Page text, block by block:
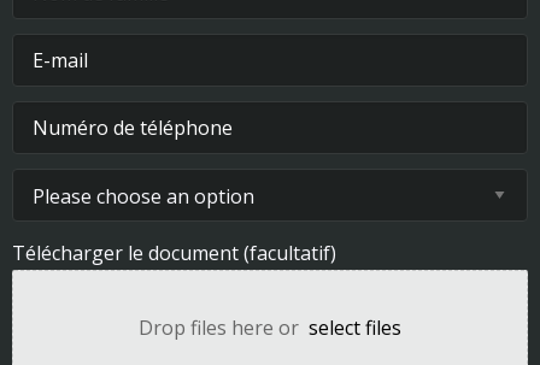
Télécharger le document (facultatif)
Drop files here or select files